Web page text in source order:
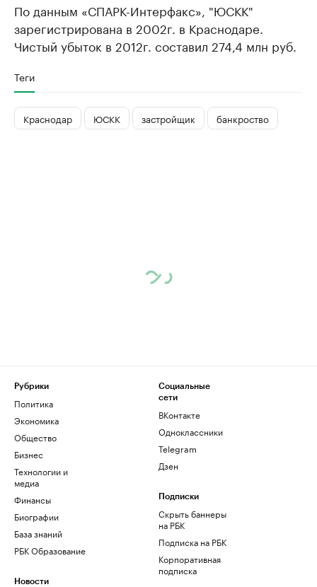
По данным «СПАРК-Интерфакс», "ЮСКК"
зарегистрирована в 2002г. в Краснодаре.
Чистый убыток в 2012г. составил 274,4 млн руб.
Теги
Краснодар ЮСКК застройщик банкроство
Рубрики
Политика
Экономика
Общество
Бизнес
Технологии и
медиа
Финансы
Биографии
База знаний
РБК Образование
Новости
Социальные
сети
ВКонтакте
Одноклассники
Telegram
Дзен
Подписки
Скрыть баннеры
на РБК
Подписка на РБК
Корпоративная
подписка